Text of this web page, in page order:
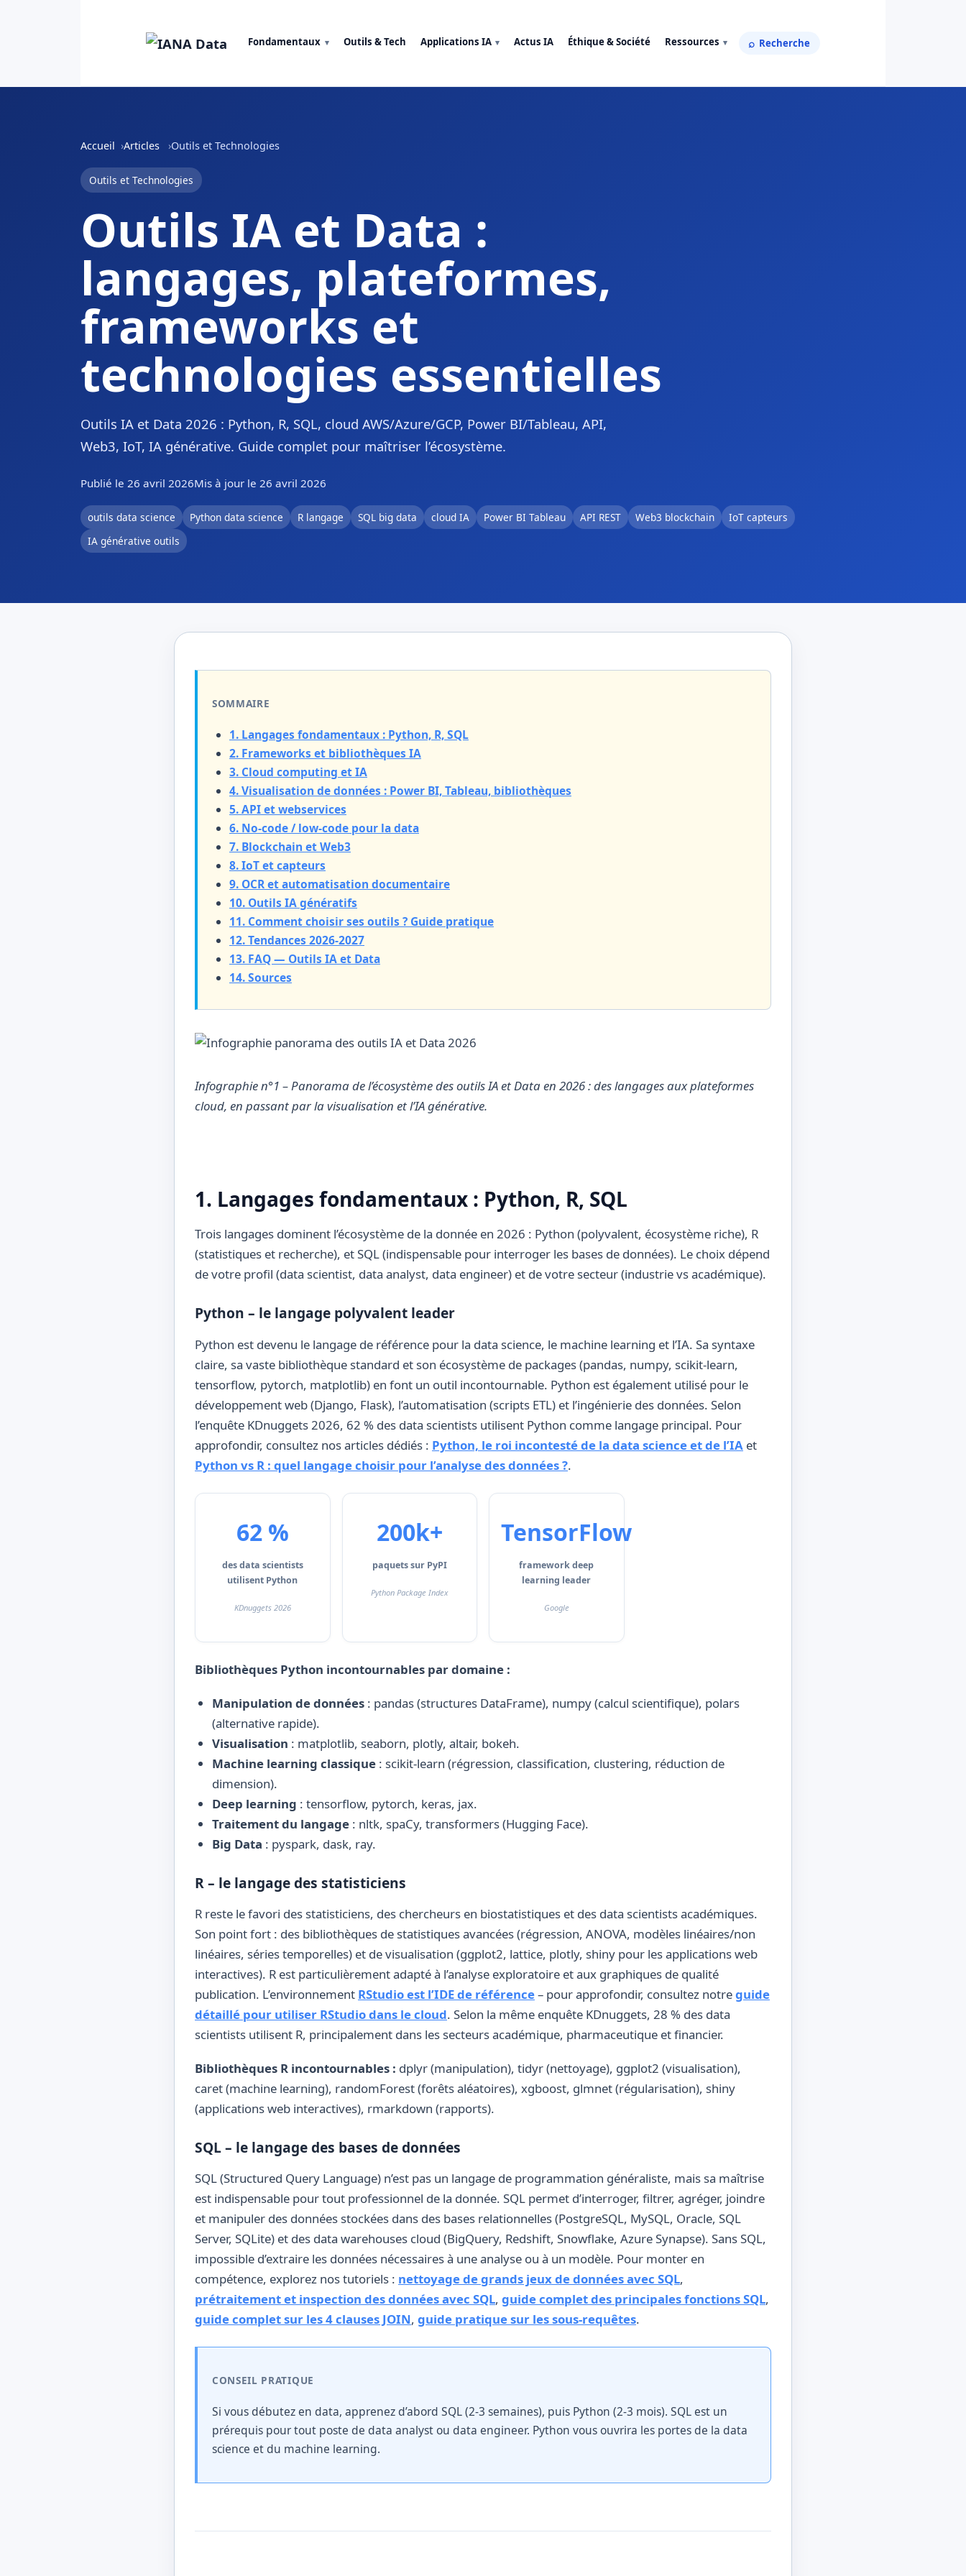
Fondamentaux Outils & Tech Applications IA Actus IA Éthique & Société Ressources Recherche
Accueil Articles Outils et Technologies
Outils et Technologies
Outils IA et Data :
langages, plateformes,
frameworks et
technologies essentielles
Outils IA et Data 2026 : Python, R, SQL, cloud AWS/Azure/GCP, Power BI/Tableau, API,
Web3, IoT, IA générative. Guide complet pour maîtriser l’écosystème.
Publié le 26 avril 2026Mis à jour le 26 avril 2026
outils data science Python data science R langage SQL big data cloud IA Power BI Tableau API REST Web3 blockchain
IoT capteurs
IA générative outils
SOMMAIRE
1. Langages fondamentaux : Python, R, SQL
2. Frameworks et bibliothèques IA
3. Cloud computing et IA
4. Visualisation de données : Power BI, Tableau, bibliothèques
5. API et webservices
6. No-code / low-code pour la data
7. Blockchain et Web3
8. IoT et capteurs
9. OCR et automatisation documentaire
10. Outils IA génératifs
11. Comment choisir ses outils ? Guide pratique
12. Tendances 2026-2027
13. FAQ — Outils IA et Data
14. Sources
Infographie n°1 – Panorama de l’écosystème des outils IA et Data en 2026 : des langages aux plateformes
cloud, en passant par la visualisation et l’IA générative.
1. Langages fondamentaux : Python, R, SQL
Trois langages dominent l’écosystème de la donnée en 2026 : Python (polyvalent, écosystème riche), R
(statistiques et recherche), et SQL (indispensable pour interroger les bases de données). Le choix dépend
de votre profil (data scientist, data analyst, data engineer) et de votre secteur (industrie vs académique).
Python – le langage polyvalent leader
Python est devenu le langage de référence pour la data science, le machine learning et l’IA. Sa syntaxe
claire, sa vaste bibliothèque standard et son écosystème de packages (pandas, numpy, scikit-learn,
tensorflow, pytorch, matplotlib) en font un outil incontournable. Python est également utilisé pour le
développement web (Django, Flask), l’automatisation (scripts ETL) et l’ingénierie des données. Selon
l’enquête KDnuggets 2026, 62 % des data scientists utilisent Python comme langage principal. Pour
approfondir, consultez nos articles dédiés : Python, le roi incontesté de la data science et de l’IA et
Python vs R : quel langage choisir pour l’analyse des données ?.
62 %
des data scientists
utilisent Python
KDnuggets 2026
200k+
paquets sur PyPI
Python Package Index
TensorFlow
framework deep
learning leader
Google
Bibliothèques Python incontournables par domaine :
Manipulation de données : pandas (structures DataFrame), numpy (calcul scientifique), polars
(alternative rapide).
Visualisation : matplotlib, seaborn, plotly, altair, bokeh.
Machine learning classique : scikit-learn (régression, classification, clustering, réduction de
dimension).
Deep learning : tensorflow, pytorch, keras, jax.
Traitement du langage : nltk, spaCy, transformers (Hugging Face).
Big Data : pyspark, dask, ray.
R – le langage des statisticiens
R reste le favori des statisticiens, des chercheurs en biostatistiques et des data scientists académiques.
Son point fort : des bibliothèques de statistiques avancées (régression, ANOVA, modèles linéaires/non
linéaires, séries temporelles) et de visualisation (ggplot2, lattice, plotly, shiny pour les applications web
interactives). R est particulièrement adapté à l’analyse exploratoire et aux graphiques de qualité
publication. L’environnement RStudio est l’IDE de référence– pour approfondir, consultez notreguide
détaillé pour utiliser RStudio dans le cloud. Selon la même enquête KDnuggets, 28 % des data
scientists utilisent R, principalement dans les secteurs académique, pharmaceutique et financier.
Bibliothèques R incontournables : dplyr (manipulation), tidyr (nettoyage), ggplot2 (visualisation),
caret (machine learning), randomForest (forêts aléatoires), xgboost, glmnet (régularisation), shiny
(applications web interactives), rmarkdown (rapports).
SQL – le langage des bases de données
SQL (Structured Query Language) n’est pas un langage de programmation généraliste, mais sa maîtrise
est indispensable pour tout professionnel de la donnée. SQL permet d’interroger, filtrer, agréger, joindre
et manipuler des données stockées dans des bases relationnelles (PostgreSQL, MySQL, Oracle, SQL
Server, SQLite) et des data warehouses cloud (BigQuery, Redshift, Snowflake, Azure Synapse). Sans SQL,
impossible d’extraire les données nécessaires à une analyse ou à un modèle. Pour monter en
compétence, explorez nos tutoriels : nettoyage de grands jeux de données avec SQL,
prétraitement et inspection des données avec SQL, guide complet des principales fonctions SQL,
guide complet sur les 4 clauses JOIN, guide pratique sur les sous-requêtes.
CONSEIL PRATIQUE
Si vous débutez en data, apprenez d’abord SQL (2-3 semaines), puis Python (2-3 mois). SQL est un
prérequis pour tout poste de data analyst ou data engineer. Python vous ouvrira les portes de la data
science et du machine learning.